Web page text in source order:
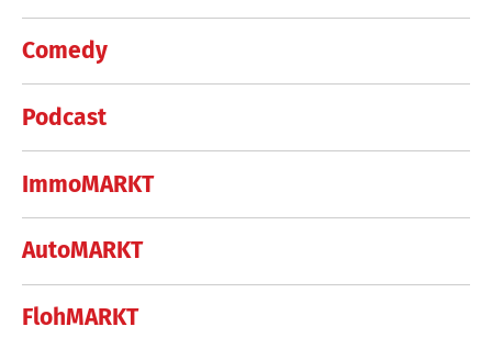
Comedy
Podcast
ImmoMARKT
AutoMARKT
FlohMARKT